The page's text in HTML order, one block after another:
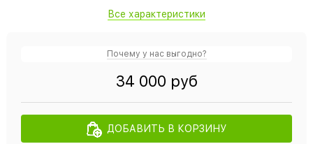
Все характеристики
Почему у нас выгодно?
34 000 руб
ДОБАВИТЬ В КОРЗИНУ